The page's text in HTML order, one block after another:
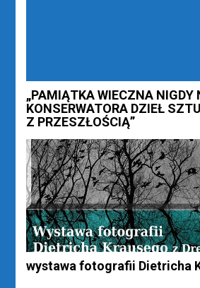
„PAMIĄTKA WIECZNA
KONSERWATORA DZIEŁ
Z PRZESZŁOŚCIĄ”
wystawa fotografii Dietricha